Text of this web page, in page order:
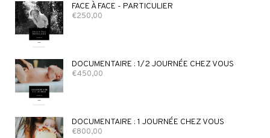
FACE À FACE - PARTICULIER
€250,00
DOCUMENTAIRE : 1/2 JOURNÉE CHEZ VOUS
€450,00
DOCUMENTAIRE : 1 JOURNÉE CHEZ VOUS
€800,00